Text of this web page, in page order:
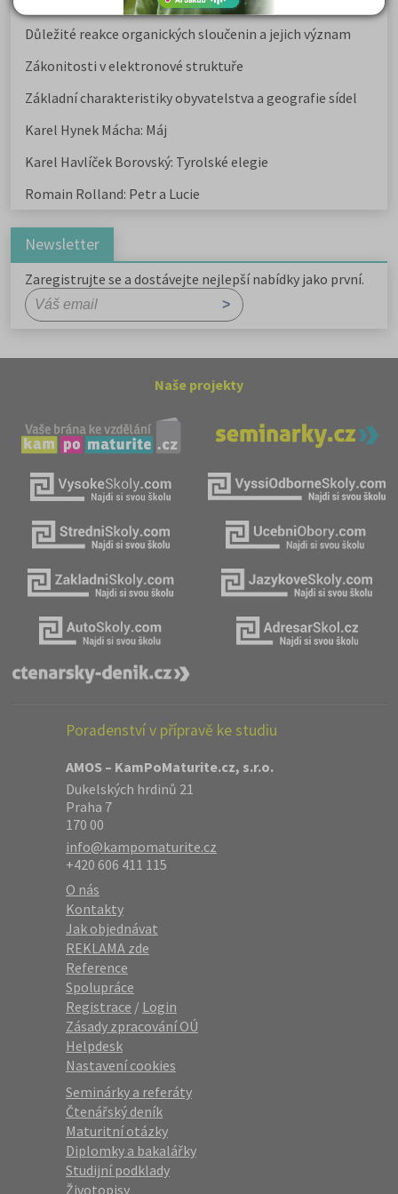
Důležité reakce organických sloučenin a jejich význam
Zákonitosti v elektronové struktuře
Základní charakteristiky obyvatelstva a geografie sídel
Karel Hynek Mácha: Máj
Karel Havlíček Borovský: Tyrolské elegie
Romain Rolland: Petr a Lucie
Newsletter
Zaregistrujte se a dostávejte nejlepší nabídky jako první.
Naše projekty
Poradenství v přípravě ke studiu
AMOS – KamPoMaturite.cz, s.r.o.
Dukelských hrdinů 21
Praha 7
170 00
info@kampomaturite.cz
+420 606 411 115
O nás
Kontakty
Jak objednávat
REKLAMA zde
Reference
Spolupráce
Registrace / Login
Zásady zpracování OÚ
Helpdesk
Nastavení cookies
Seminárky a referáty
Čtenářský deník
Maturitní otázky
Diplomky a bakalářky
Studijní podklady
Životopisy